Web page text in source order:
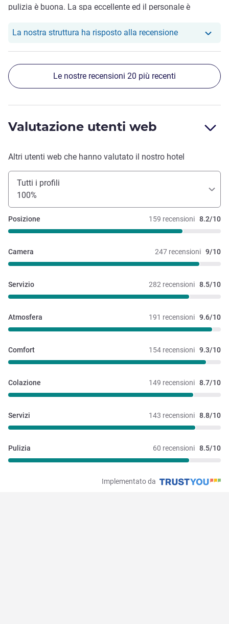
pulizia è buona. La spa eccellente ed il personale è
ha una vista pazzesca, un arredamento raffinato ed un
Bellissimo soggiorno
La nostra struttura ha risposto alla recensioneIl nostro hotel
Le nostre recensioni 20 più recenti
Valutazione utenti web
Altri utenti web che hanno valutato il nostro hotel
Tutti i profili
100%
159 recensioni 8.2/10
Posizione
247 recensioni 9/10
Camera
282 recensioni 8.5/10
Servizio
191 recensioni 9.6/10
Atmosfera
154 recensioni 9.3/10
Comfort
149 recensioni 8.7/10
Colazione
143 recensioni 8.8/10
Servizi
60 recensioni 8.5/10
Pulizia
Implementato da